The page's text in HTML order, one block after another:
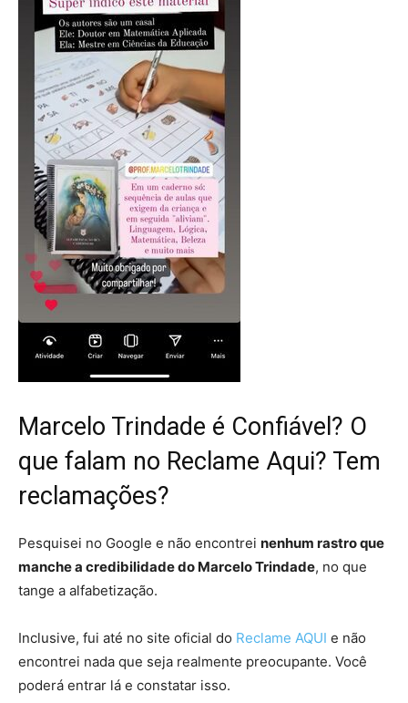
Marcelo Trindade é Confiável? O
que falam no Reclame Aqui? Tem
reclamações?
Pesquisei no Google e não encontrei nenhum rastro que
manche a credibilidade do Marcelo Trindade, no que
tange a alfabetização.
Inclusive, fui até no site oficial do Reclame AQUI e não
encontrei nada que seja realmente preocupante. Você
poderá entrar lá e constatar isso.